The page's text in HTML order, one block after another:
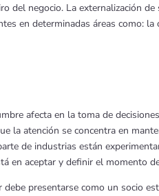
del negocio. La externalización
en determinadas áreas como:
afecta en la toma de
la atención se concentra en
de industrias están
en aceptar y definir el momento
presentarse como un socio